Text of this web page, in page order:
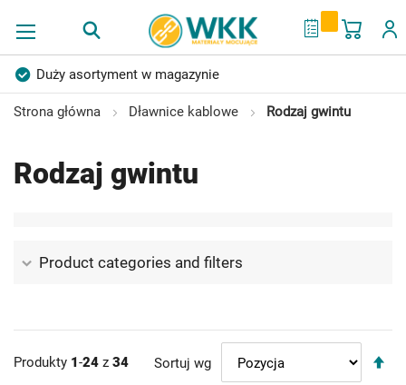
Mój
My Quote
Duży asortyment w magazynie
Produkty wysokiej jakości
Konkurencyjne ceny
Ponad 40 lat doświadczenia
Strona główna Dławnice kablowe Rodzaj gwintu
Rodzaj gwintu
Product categories and filters
Produkty 1-24 z 34 Sortuj wg